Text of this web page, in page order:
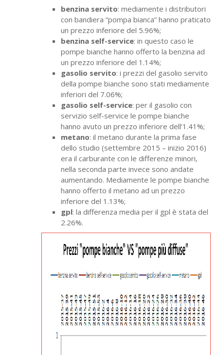
benzina servito: mediamente i distributori
con bandiera “pompa bianca” hanno praticato
un prezzo inferiore del 5.96%;
benzina self-service: in questo caso le
pompe bianche hanno offerto la benzina ad
un prezzo inferiore del 1.14%;
gasolio servito: i prezzi del gasolio servito
della pompe bianche sono stati mediamente
inferiori del 7.06%;
gasolio self-service: per il gasolio con
servizio self-service le pompe bianche
hanno avuto un prezzo inferiore dell’1.41%;
metano: il metano durante la prima fase
dello studio (settembre 2015 – inizio 2016)
era il carburante con le differenze minori,
nella seconda parte invece sono andate
aumentando. Mediamente le pompe bianche
hanno offerto il metano ad un prezzo
inferiore del 1.13%;
gpl: la differenza media per il gpl è stata del
2.26%.